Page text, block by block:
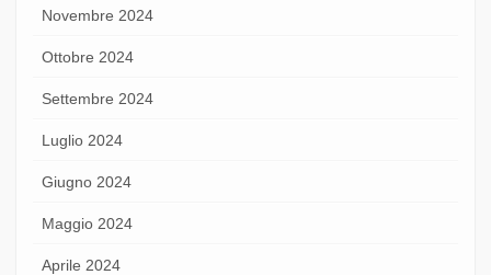
Novembre 2024
Ottobre 2024
Settembre 2024
Luglio 2024
Giugno 2024
Maggio 2024
Aprile 2024